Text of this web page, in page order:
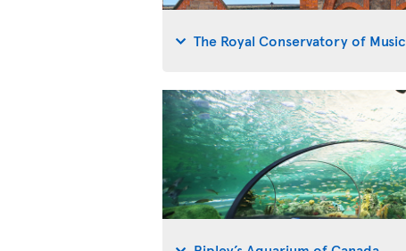
The Royal Conservatory of Music